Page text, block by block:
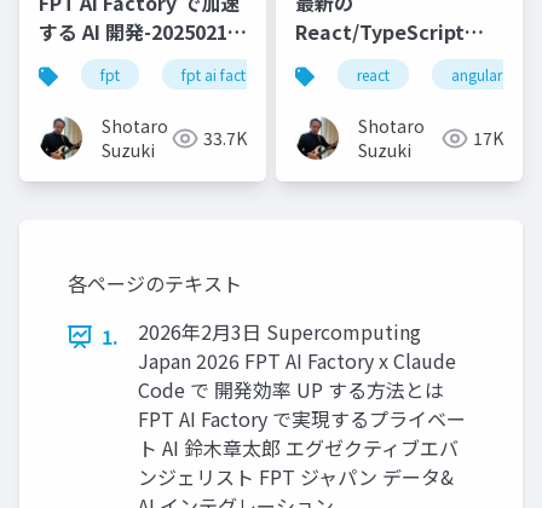
する AI 開発-20250213-
公開版fpt fpt ai factory generative ai azure
Shotaro
Suzuki
33.7K
React/TypeScript
SPA テンプレートを
.NET 8 で試してみよう
react angular
Shotaro
Suzuki
17K
各ページのテキスト
1.
2026年2⽉3⽇ Supercomputing
Japan 2026 FPT AI Factory x Claude
Code で 開発効率 UP する⽅法とは
FPT AI Factory で実現するプライベー
ト AI 鈴⽊章太郎 エグゼクティブエバ
ンジェリスト FPT ジャパン データ&